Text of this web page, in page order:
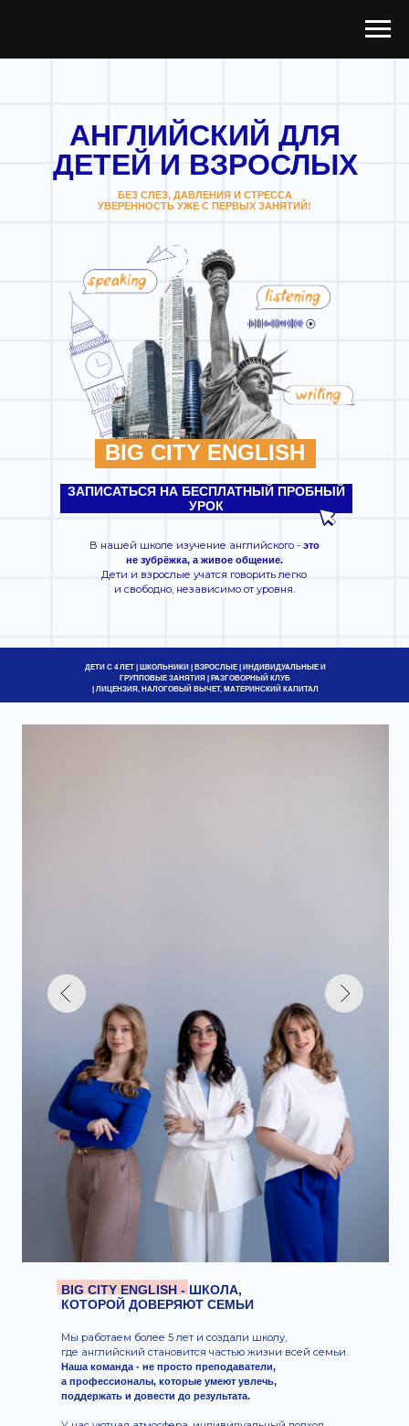
ДЕТЕЙ И ВЗРОСЛЫХ
ЗАПИСАТЬСЯ НА БЕСПЛАТНЫЙ ПРОБНЫЙ
УРОК
БЕЗ СЛЕЗ, ДАВЛЕНИЯ И СТРЕССА
УВЕРЕННОСТЬ УЖЕ С ПЕРВЫХ ЗАНЯТИЙ!
В нашей школе изучение английского -это
не зубрёжка, а живое общение.
Дети и взрослые учатся говорить легко
и свободно, независимо от уровня.
BIG CITY ENGLISH
ДЕТИ С 4 ЛЕТ | ШКОЛЬНИКИ | ВЗРОСЛЫЕ | ИНДИВИДУАЛЬНЫЕ И
ГРУППОВЫЕ ЗАНЯТИЯ | РАЗГОВОРНЫЙ КЛУБ
| ЛИЦЕНЗИЯ, НАЛОГОВЫЙ ВЫЧЕТ, МАТЕРИНСКИЙ КАПИТАЛ
Наша команда - не просто преподаватели,
а профессионалы, которые умеют увлечь,
поддержать и довести до результата.
У нас уютная атмосфера, индивидуальный подход
и современные методики обучения, адаптированные
под возраст и цели каждого ученика.
ПРЕПОДАВАТЕЛИ С ВЫСШИМ ОБРАЗОВАНИЕМ
И МЕЖДУНАРОДНЫМИ СЕРТИФИКАТАМИ
ЛИЦЕНЗИЯ, НАЛОГОВЫЙ ВЫЧЕТ
И МАТЕРИНСКИЙ КАПИТАЛ
ПОЧЕМУ МЫ?
пособия, которые охватывают все аспекты языка:
готовиться к международным экзаменам
и развивать практические навыки
Мы не ругаем за ошибки - наоборот,
в мотивирующее и комфортное путешествие